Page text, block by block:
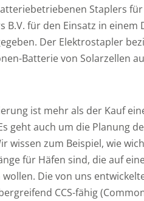
Staplers
B.V. für den Einsatz in einem
Der Elektrostapler
Batterie von Solarzellen
ist mehr als der Kauf
geht auch um die Planung
wissen zum Beispiel, wie
für Häfen sind, die auf
Die von uns
CCS-fähig